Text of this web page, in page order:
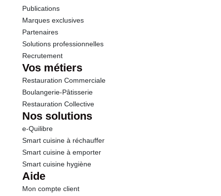
Publications
Marques exclusives
Partenaires
Solutions professionnelles
Recrutement
Vos métiers
Restauration Commerciale
Boulangerie-Pâtisserie
Restauration Collective
Nos solutions
e-Quilibre
Smart cuisine à réchauffer
Smart cuisine à emporter
Smart cuisine hygiène
Aide
Mon compte client